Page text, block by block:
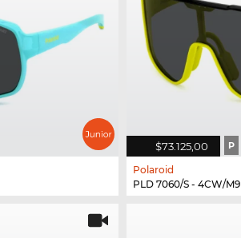
$73.125,00 P
Polaroid
PLD 7060/S - 4CW/M9